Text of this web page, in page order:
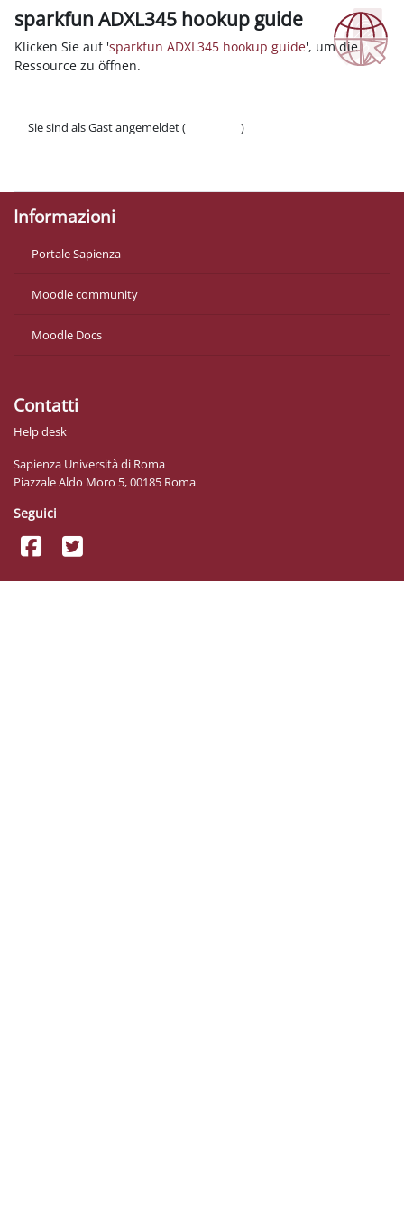
sparkfun ADXL345 hookup guide
Abschlussbedingungen
Klicken Sie auf 'sparkfun ADXL345 hookup guide', um die
Ressource zu öffnen.
Sie sind als Gast angemeldet (
)
Informazioni
Portale Sapienza
Moodle community
Moodle Docs
Contatti
Help desk
Sapienza Università di Roma
Piazzale Aldo Moro 5, 00185 Roma
Seguici